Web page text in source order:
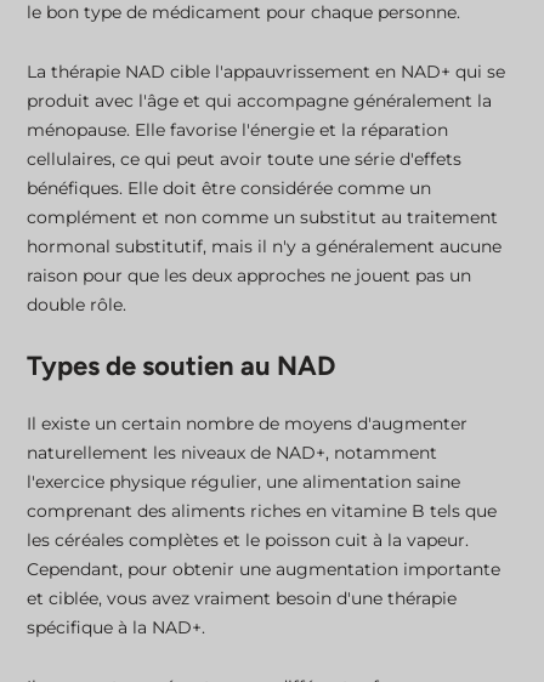
le bon type de médicament pour chaque personne.
La thérapie NAD cible l'appauvrissement en NAD+ qui se
produit avec l'âge et qui accompagne généralement la
ménopause. Elle favorise l'énergie et la réparation
cellulaires, ce qui peut avoir toute une série d'effets
bénéfiques. Elle doit être considérée comme un
complément et non comme un substitut au traitement
hormonal substitutif, mais il n'y a généralement aucune
raison pour que les deux approches ne jouent pas un
double rôle.
Types de soutien au NAD
Il existe un certain nombre de moyens d'augmenter
naturellement les niveaux de NAD+, notamment
l'exercice physique régulier, une alimentation saine
comprenant des aliments riches en vitamine B tels que
les céréales complètes et le poisson cuit à la vapeur.
Cependant, pour obtenir une augmentation importante
et ciblée, vous avez vraiment besoin d'une thérapie
spécifique à la NAD+.